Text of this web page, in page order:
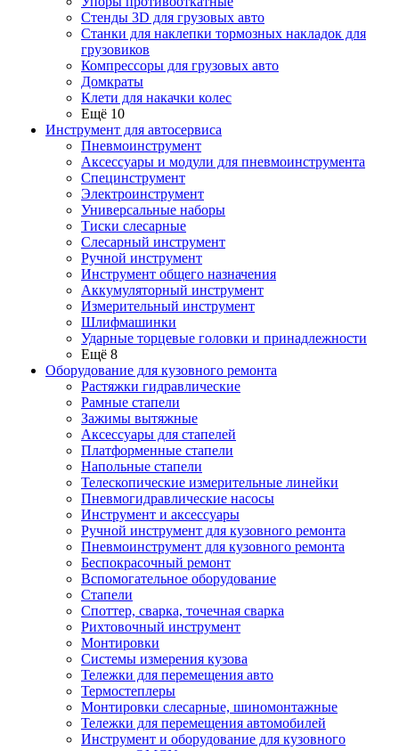
Стенды 3D для грузовых авто
Станки для наклепки тормозных накладок для
грузовиков
Компрессоры для грузовых авто
Домкраты
Клети для накачки колес
Ещё 10
Инструмент для автосервиса
Пневмоинструмент
Аксессуары и модули для пневмоинструмента
Специнструмент
Электроинструмент
Универсальные наборы
Тиски слесарные
Слесарный инструмент
Ручной инструмент
Инструмент общего назначения
Аккумуляторный инструмент
Измерительный инструмент
Шлифмашинки
Ударные торцевые головки и принадлежности
Ещё 8
Оборудование для кузовного ремонта
Растяжки гидравлические
Рамные стапели
Зажимы вытяжные
Аксессуары для стапелей
Платформенные стапели
Напольные стапели
Телескопические измерительные линейки
Пневмогидравлические насосы
Инструмент и аксессуары
Ручной инструмент для кузовного ремонта
Пневмоинструмент для кузовного ремонта
Беспокрасочный ремонт
Вспомогательное оборудование
Стапели
Споттер, сварка, точечная сварка
Рихтовочный инструмент
Монтировки
Системы измерения кузова
Тележки для перемещения авто
Термостеплеры
Монтировки слесарные, шиномонтажные
Тележки для перемещения автомобилей
Инструмент и оборудование для кузовного